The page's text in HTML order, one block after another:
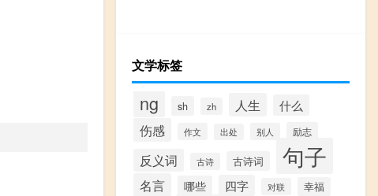
文学标签
ng sh zh 人生 什么
伤感 作文 出处 别人 励志
反义词 古诗 古诗词 句子
名言 哪些 四字 对联 幸福